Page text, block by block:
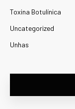
Toxina Botulínica
Uncategorized
Unhas